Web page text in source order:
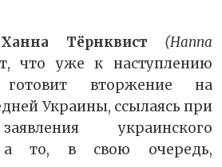
Ханна Тёрнквист (Hanna
что уже к наступлению
вторжение на
Украины, ссылаясь при
украинского
а то, в свою очередь,